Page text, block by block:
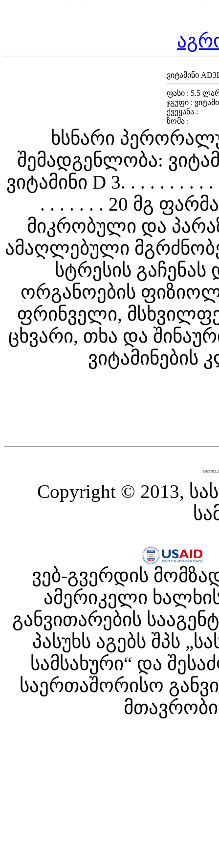
ვიტამინი
ფასი : 5.5
ჯგუფი :
ქვეყანა :
ზომა :
ხსნარი
შემადგენლობა:
ვიტამინი D 3. . . . . . . . .
. . . . . . . 20 მგ
მიკრობული და
ამაღლებული
სტრესის
ორგანოების
ფრინველი,
ცხვარი, თხა და
ვიტამინების
Copyright © 2013,
ვებ-გვერდის
ამერიკელი
განვითარების
პასუხს აგებს შპს
სამსახური“ და
საერთაშორისო